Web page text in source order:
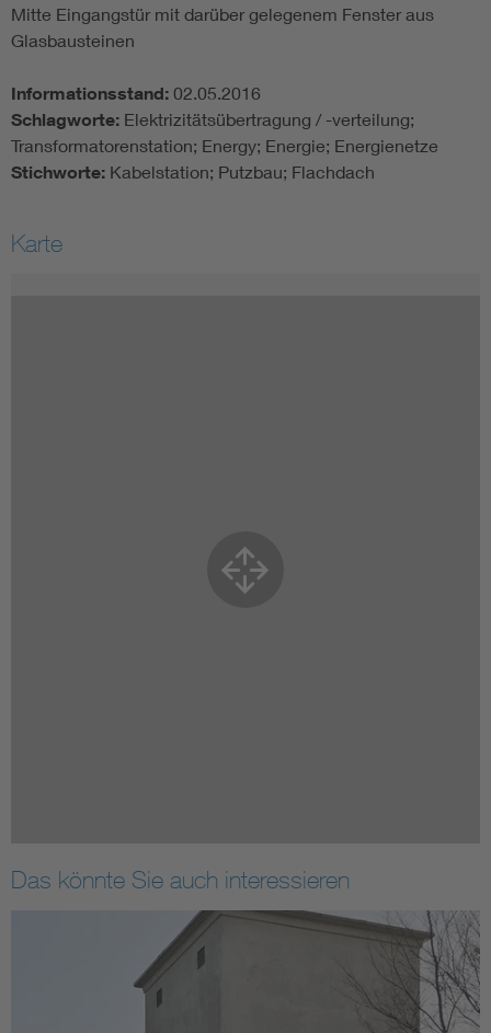
Mitte Eingangstür mit darüber gelegenem Fenster aus
Glasbausteinen
Informationsstand: 02.05.2016
Schlagworte: Elektrizitätsübertragung / -verteilung;
Transformatorenstation; Energy; Energie; Energienetze
Stichworte: Kabelstation; Putzbau; Flachdach
Karte
Das könnte Sie auch interessieren